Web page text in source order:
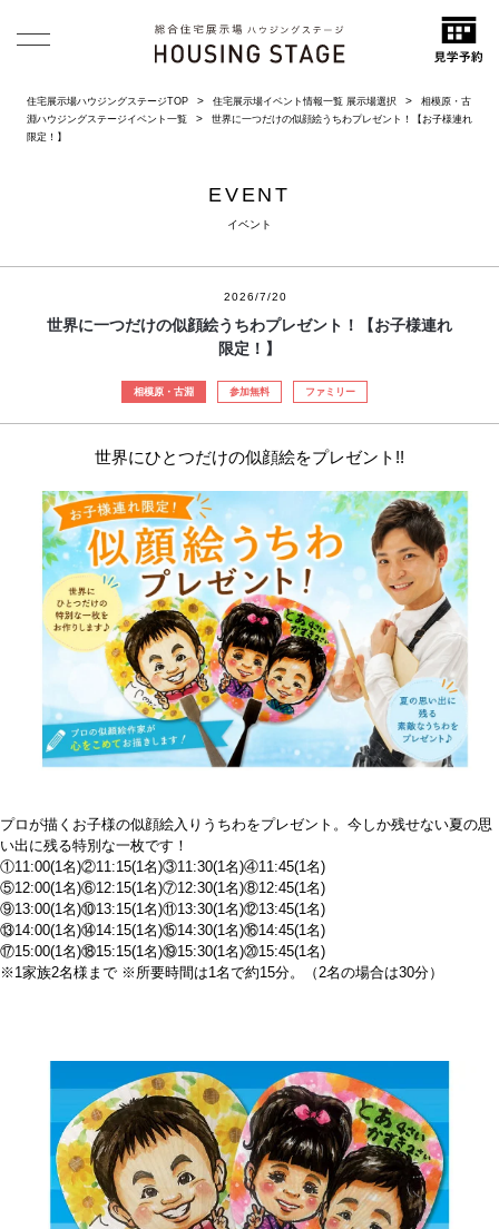
住宅展示場ハウジングステージTOP 住宅展示場イベント情報一覧 展示場選択
相模原・古
淵ハウジングステージイベント一覧
世界に一つだけの似顔絵うちわプレゼント！【お子様連れ
限定！】
EVENT
イベント
2026/7/20
世界に一つだけの似顔絵うちわプレゼント！【お子様連れ
限定！】
相模原・古淵 参加無料 ファミリー
世界にひとつだけの似顔絵をプレゼント!!
プロが描くお子様の似顔絵入りうちわをプレゼント。今しか残せない夏の思
い出に残る特別な一枚です！
①11:00(1名)②11:15(1名)③11:30(1名)④11:45(1名)
⑤12:00(1名)⑥12:15(1名)⑦12:30(1名)⑧12:45(1名)
⑨13:00(1名)⑩13:15(1名)⑪13:30(1名)⑫13:45(1名)
⑬14:00(1名)⑭14:15(1名)⑮14:30(1名)⑯14:45(1名)
⑰15:00(1名)⑱15:15(1名)⑲15:30(1名)⑳15:45(1名)
※1家族2名様まで ※所要時間は1名で約15分。（2名の場合は30分）